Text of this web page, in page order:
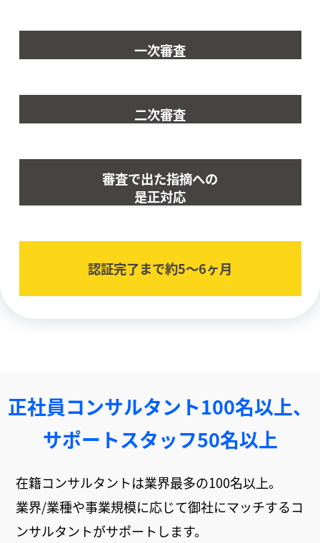
一次審査
二次審査
審査で出た指摘への
是正対応
認証完了まで約5〜6ヶ⽉
正社員コンサルタント100名以上、
サポートスタッフ50名以上
在籍コンサルタントは業界最多の100名以上。
業界/業種や事業規模に応じて御社にマッチするコ
ンサルタントがサポートします。